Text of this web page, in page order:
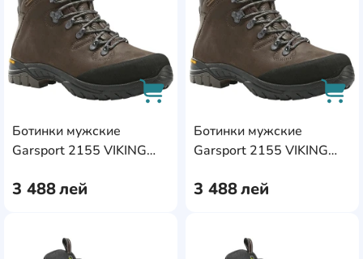
Ботинки мужские
Garsport 2155 VIKING
3 488лей
AddCardToCart
Ботинки мужские
Garsport 2155 VIKING
3 488лей
AddCardToFavourite